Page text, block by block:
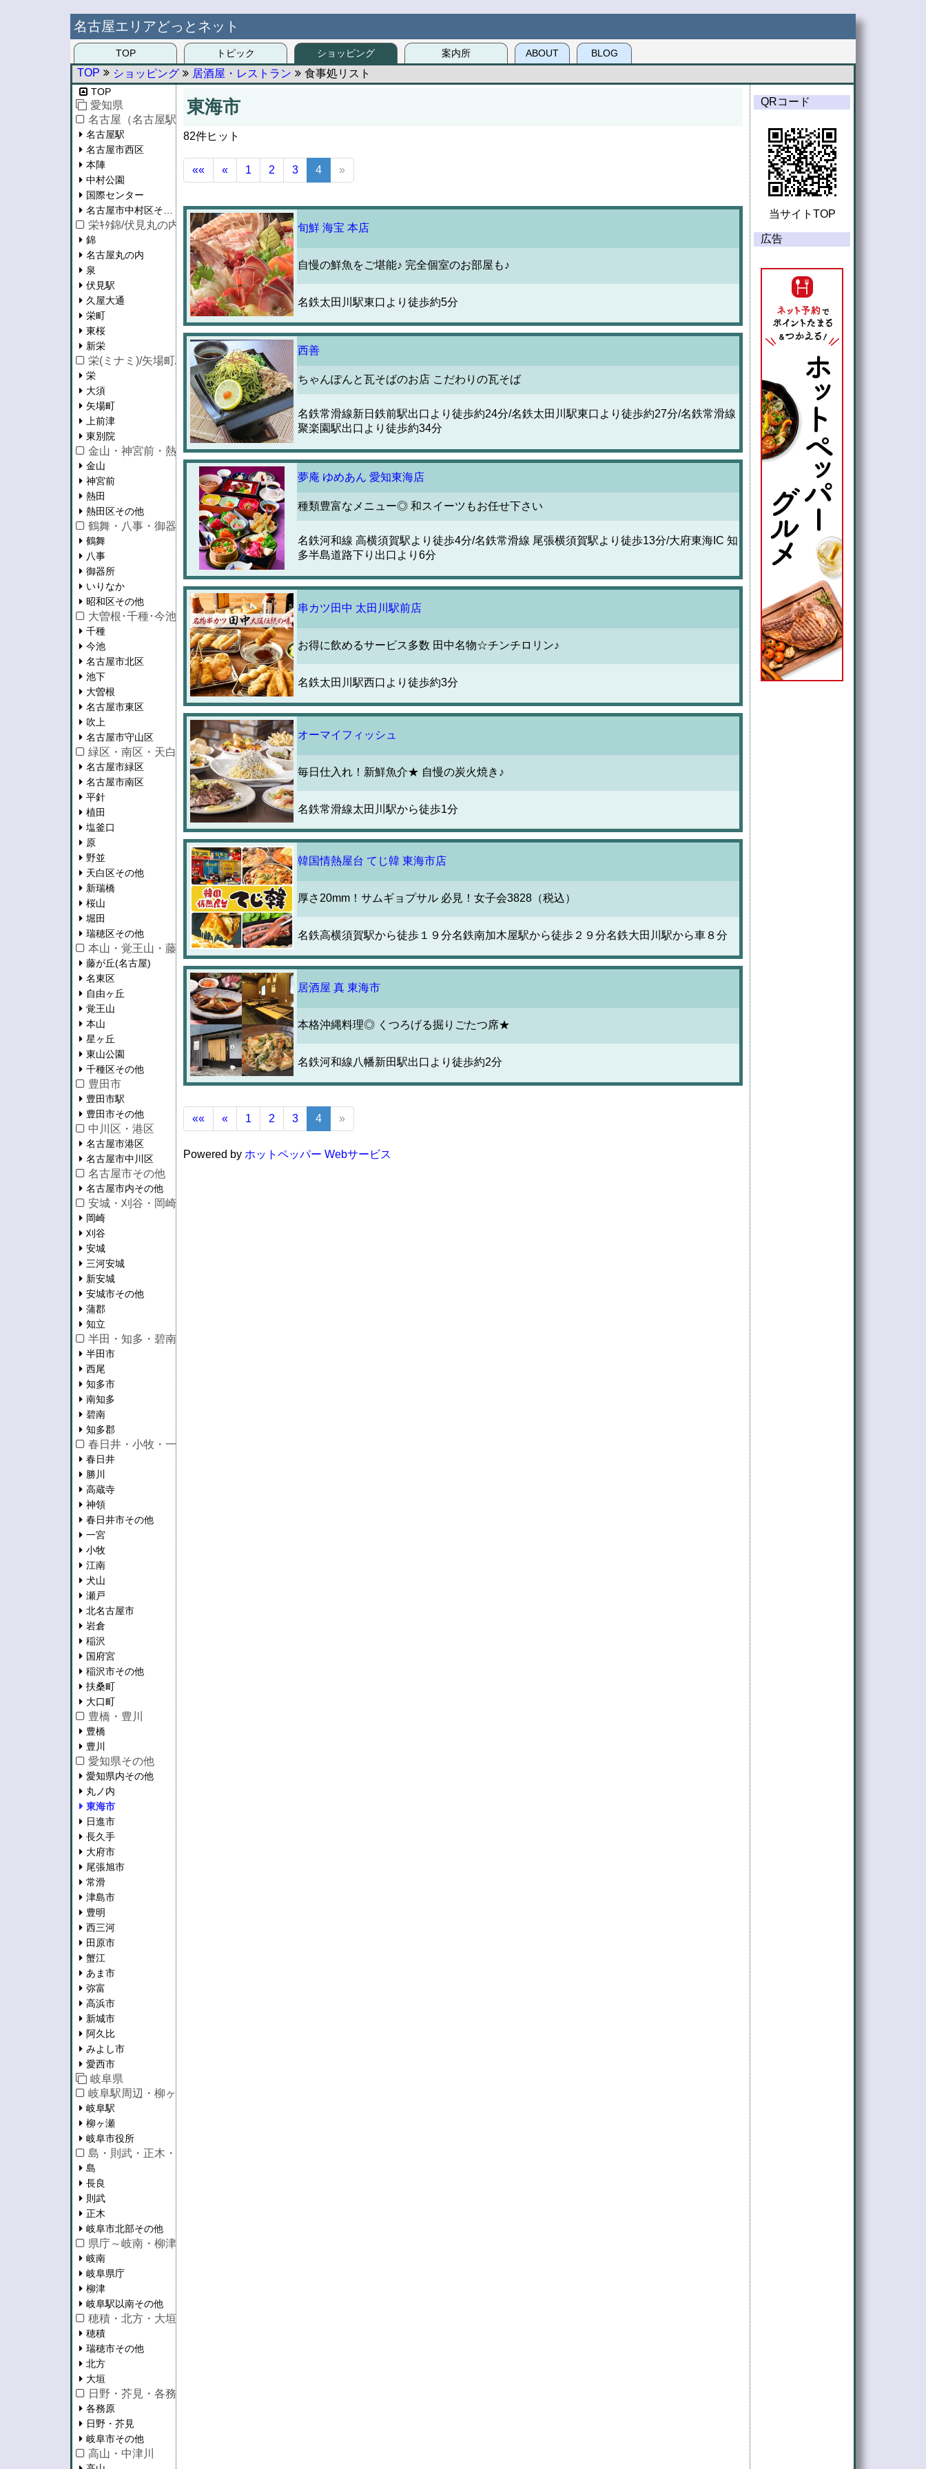
名古屋エリアどっとネット
TOP トピック ショッピング 案内所 ABOUT BLOG
TOP ショッピング 居酒屋・レストラン 食事処リスト
東海市
82件ヒット
«« « 1 2 3 4 »
旬鮮 海宝 本店
自慢の鮮魚をご堪能♪ 完全個室のお部屋も♪
名鉄太田川駅東口より徒歩約5分
西善
ちゃんぽんと瓦そばのお店 こだわりの瓦そば
名鉄常滑線新日鉄前駅出口より徒歩約24分/名鉄太田川駅東口より徒歩約27分/名鉄常滑線
聚楽園駅出口より徒歩約34分
夢庵 ゆめあん 愛知東海店
種類豊富なメニュー◎ 和スイーツもお任せ下さい
名鉄河和線 高横須賀駅より徒歩4分/名鉄常滑線 尾張横須賀駅より徒歩13分/大府東海IC 知
多半島道路下り出口より6分
串カツ田中 太田川駅前店
お得に飲めるサービス多数 田中名物☆チンチロリン♪
名鉄太田川駅西口より徒歩約3分
オーマイフィッシュ
毎日仕入れ！新鮮魚介★ 自慢の炭火焼き♪
名鉄常滑線太田川駅から徒歩1分
韓国情熱屋台 てじ韓 東海市店
厚さ20mm！サムギョプサル 必見！女子会3828（税込）
名鉄高横須賀駅から徒歩１９分名鉄南加木屋駅から徒歩２９分名鉄大田川駅から車８分
居酒屋 真 東海市
本格沖縄料理◎ くつろげる掘りごたつ席★
名鉄河和線八幡新田駅出口より徒歩約2分
«« « 1 2 3 4 »
Powered by ホットペッパー Webサービス
TOP
愛知県
名古屋（名古屋駅/西区/中村区）
名古屋駅
名古屋市西区
本陣
中村公園
国際センター
名古屋市中村区その他
栄ｷﾀ錦/伏見丸の内/泉/東桜/新栄
錦
名古屋丸の内
泉
伏見駅
久屋大通
栄町
東桜
新栄
栄(ミナミ)/矢場町/大須/上前津
栄
大須
矢場町
上前津
東別院
金山・神宮前・熱田区
金山
神宮前
熱田
熱田区その他
鶴舞・八事・御器所
鶴舞
八事
御器所
いりなか
昭和区その他
大曽根･千種･今池･池下･守山区
千種
今池
名古屋市北区
池下
大曽根
名古屋市東区
吹上
名古屋市守山区
緑区・南区・天白区・瑞穂区
名古屋市緑区
名古屋市南区
平針
植田
塩釜口
原
野並
天白区その他
新瑞橋
桜山
堀田
瑞穂区その他
本山・覚王山・藤が丘
藤が丘(名古屋)
名東区
自由ヶ丘
覚王山
本山
星ヶ丘
東山公園
千種区その他
豊田市
豊田市駅
豊田市その他
中川区・港区
名古屋市港区
名古屋市中川区
名古屋市その他
名古屋市内その他
安城・刈谷・岡崎・知立・蒲郡
岡崎
刈谷
安城
三河安城
新安城
安城市その他
蒲郡
知立
半田・知多・碧南・西尾
半田市
西尾
知多市
南知多
碧南
知多郡
春日井・小牧・一宮・江南・瀬戸
春日井
勝川
高蔵寺
神領
春日井市その他
一宮
小牧
江南
犬山
瀬戸
北名古屋市
岩倉
稲沢
国府宮
稲沢市その他
扶桑町
大口町
豊橋・豊川
豊橋
豊川
愛知県その他
愛知県内その他
丸ノ内
東海市
日進市
長久手
大府市
尾張旭市
常滑
津島市
豊明
西三河
田原市
蟹江
あま市
弥富
高浜市
新城市
阿久比
みよし市
愛西市
岐阜県
岐阜駅周辺・柳ヶ瀬・市役所
岐阜駅
柳ヶ瀬
岐阜市役所
島・則武・正木・長良
島
長良
則武
正木
岐阜市北部その他
県庁～岐南・柳津・岐阜駅以南
岐南
岐阜県庁
柳津
岐阜駅以南その他
穂積・北方・大垣
穂積
瑞穂市その他
北方
大垣
日野・芥見・各務原
各務原
日野・芥見
岐阜市その他
高山・中津川
QRコード
当サイトTOP
広告